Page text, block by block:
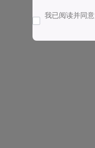
我已阅读并同意